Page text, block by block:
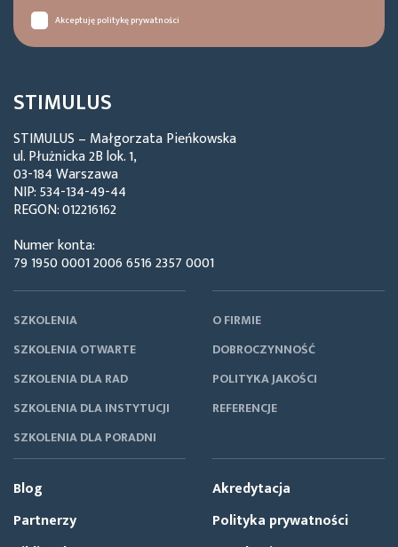
Akceptuję politykę prywatności
STIMULUS
STIMULUS – Małgorzata Pieńkowska
ul. Płużnicka 2B lok. 1,
03-184 Warszawa
NIP: 534-134-49-44
REGON: 012216162
Numer konta:
79 1950 0001 2006 6516 2357 0001
SZKOLENIA
SZKOLENIA OTWARTE
SZKOLENIA DLA RAD
SZKOLENIA DLA INSTYTUCJI
SZKOLENIA DLA PORADNI
O FIRMIE
DOBROCZYNNOŚĆ
POLITYKA JAKOŚCI
REFERENCJE
Blog
Partnerzy
Akredytacja
Polityka prywatności